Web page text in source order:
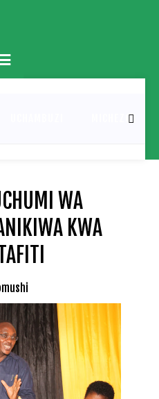
MICHEZO
WA
KWA